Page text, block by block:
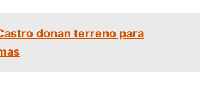
donan terreno para